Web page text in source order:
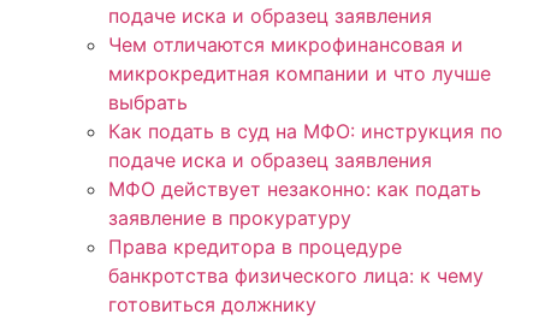
подаче иска и образец заявления
Чем отличаются микрофинансовая и
микрокредитная компании и что лучше
выбрать
Как подать в суд на МФО: инструкция по
подаче иска и образец заявления
МФО действует незаконно: как подать
заявление в прокуратуру
Права кредитора в процедуре
банкротства физического лица: к чему
готовиться должнику